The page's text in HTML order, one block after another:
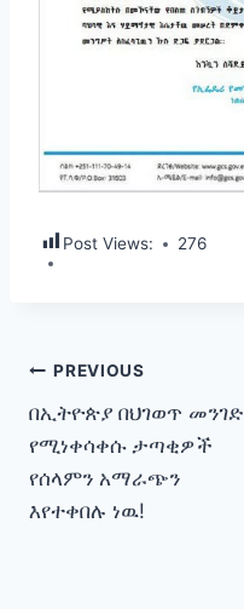
Post Views: 276
Post
navigation
PREVIOUS
በኢትዮጵያ በህገወጥ መንገድ
የሚነቀሳቀሱ ታጣቂዎች
የሰላምን አማራጭን
እየተቀበሉ ነዉ!